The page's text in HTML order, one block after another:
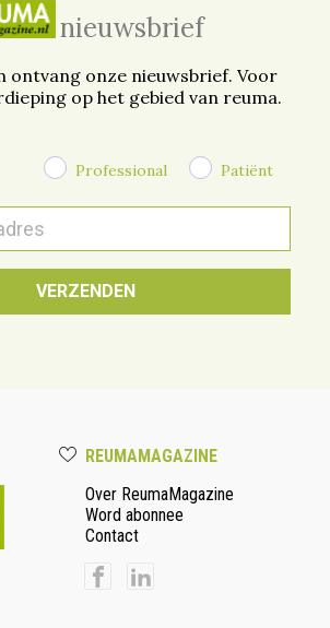
nieuwsbrief
ontvang onze nieuwsbrief. Voor
op het gebied van reuma.
Professional Patiënt
REUMAMAGAZINE
Over ReumaMagazine
Word abonnee
Contact